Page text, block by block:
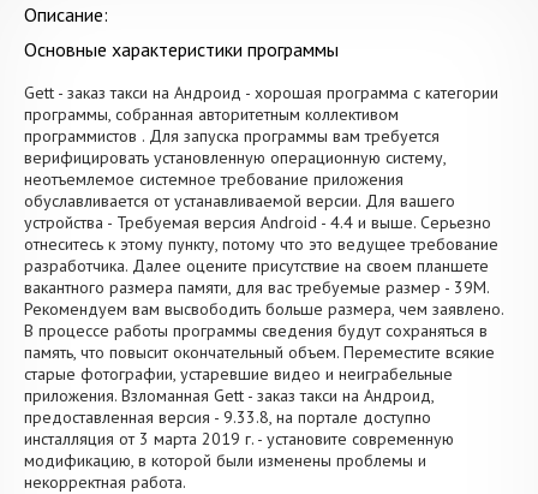
Описание:
Основные характеристики программы
Gett - заказ такси на Андроид - хорошая программа с категории
программы, собранная авторитетным коллективом
программистов . Для запуска программы вам требуется
верифицировать установленную операционную систему,
неотъемлемое системное требование приложения
обуславливается от устанавливаемой версии. Для вашего
устройства - Требуемая версия Android - 4.4 и выше. Серьезно
отнеситесь к этому пункту, потому что это ведущее требование
разработчика. Далее оцените присутствие на своем планшете
вакантного размера памяти, для вас требуемые размер - 39M.
Рекомендуем вам высвободить больше размера, чем заявлено.
В процессе работы программы сведения будут сохраняться в
память, что повысит окончательный объем. Переместите всякие
старые фотографии, устаревшие видео и неиграбельные
приложения. Взломанная Gett - заказ такси на Андроид,
предоставленная версия - 9.33.8, на портале доступно
инсталляция от 3 марта 2019 г. - установите современную
модификацию, в которой были изменены проблемы и
некорректная работа.